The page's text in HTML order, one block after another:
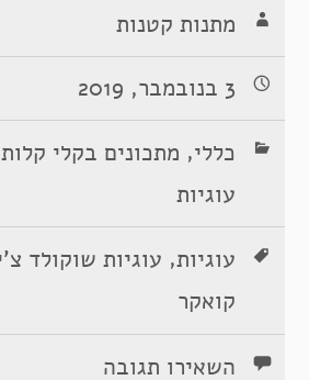
מתנות קטנות
3 בנובמבר, 2019
כללי, מתכונים בקלי קלות
עוגיות
עוגיות, עוגיות שוקולד
קואקר
השאירו תגובה